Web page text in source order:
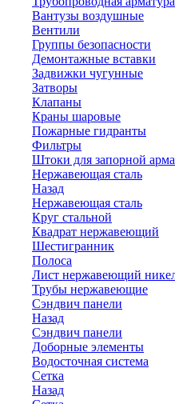
Вантузы воздушные
Вентили
Группы безопасности
Демонтажные вставки
Задвижки чугунные
Затворы
Клапаны
Краны шаровые
Пожарные гидранты
Фильтры
Штоки для запорной
Нержавеющая сталь
Назад
Нержавеющая сталь
Круг стальной
Квадрат нержавеющий
Шестигранник
Полоса
Лист нержавеющий
Трубы нержавеющие
Сэндвич панели
Назад
Сэндвич панели
Доборные элементы
Водосточная система
Сетка
Назад